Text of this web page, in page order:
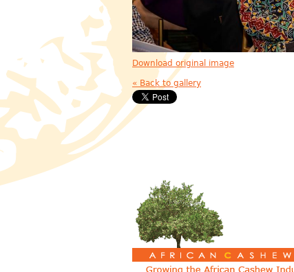
Download original image
« Back to gallery